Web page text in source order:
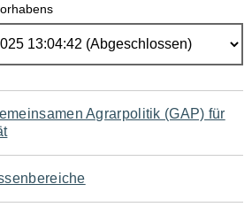
Agrarpolitik (GAP) für